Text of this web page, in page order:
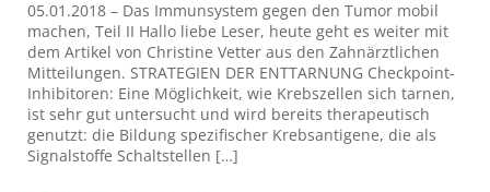
05.01.2018 – Das Immunsystem gegen den Tumor mobil
machen, Teil II Hallo liebe Leser, heute geht es weiter mit
dem Artikel von Christine Vetter aus den Zahnärztlichen
Mitteilungen. STRATEGIEN DER ENTTARNUNG Checkpoint-
Inhibitoren: Eine Möglichkeit, wie Krebszellen sich tarnen,
ist sehr gut untersucht und wird bereits therapeutisch
genutzt: die Bildung spezifischer Krebsantigene, die als
Signalstoffe Schaltstellen […]